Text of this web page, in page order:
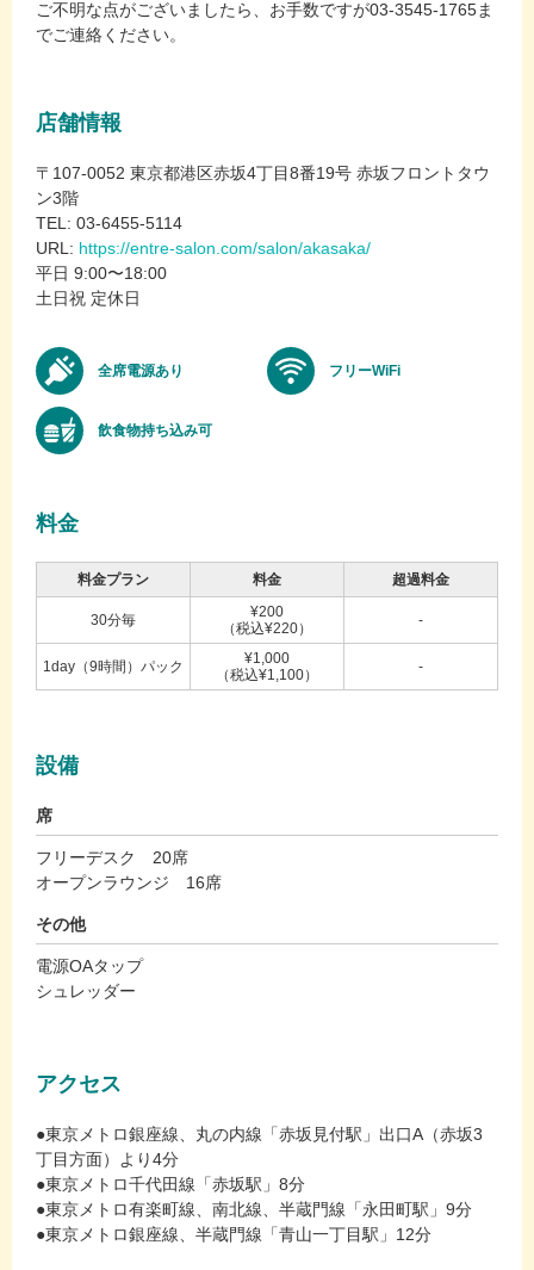
ご不明な点がございましたら、お手数ですが03-3545-1765ま
でご連絡ください。
店舗情報
〒107-0052 東京都港区赤坂4丁目8番19号 赤坂フロントタウ
ン3階
TEL: 03-6455-5114
URL: https://entre-salon.com/salon/akasaka/
平日 9:00〜18:00
土日祝 定休日
全席電源あり フリーWiFi
飲食物持ち込み可
料金
料金プラン 料金 超過料金
30分毎
¥200
（税込¥220）
-
1day（9時間）パック
¥1,000
（税込¥1,100）
-
設備
席
フリーデスク 20席
オープンラウンジ 16席
その他
電源OAタップ
シュレッダー
アクセス
●東京メトロ銀座線、丸の内線「赤坂見付駅」出口A（赤坂3
丁目方面）より4分
●東京メトロ千代田線「赤坂駅」8分
●東京メトロ有楽町線、南北線、半蔵門線「永田町駅」9分
●東京メトロ銀座線、半蔵門線「青山一丁目駅」12分